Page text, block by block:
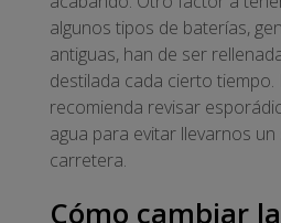
algunos tipos de baterías,
antiguas, han de ser
destilada cada cierto
recomienda revisar
agua para evitar llevarnos
carretera.
Cómo cambiar